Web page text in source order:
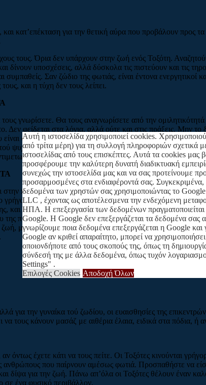
και κατ’επέκταση για την θετική αύρα που προβάλουν
τους. Όρια δεν υπάρχουν στην ζωή ενός Τοξότη.
δίνουν υποσχέσεις, αλλά δύσκολα τις πιστεύουν και τις
Σαν ζώδιο της φωτιάς, είναι έντονα ενεργητικοί
και η τύχη δεν τους λείπει.
γνωρίσετε. Θα τους αναγνωρίσετε από την
φείδεται στα λόγια, αλλά ούτε και στις πράξεις. Μην το
στην φύση του, και το ίδιο ισχύει και στον έρωτα.
ψυχισμού του, θα εισπράξετε με γενναιοδωρία την αγάπη
με συμπόνια και κατανόηση την σύντροφό του.
παρέα για την καλοσυνάτη φύση της και τον εξωστρεφή
γρήγορα. Η ερωτική της ζωή είναι κυριολεκτικά μία
και σίγουρα θα αντιμετωπίσει τον σύντροφό της με
της προσφέρονται. Στο σπίτι της δεν φημίζεται σαν η
μην της χτυπήσετε την πόρτα. Αν όμως αναζητάτε μία
για την γυναίκα τού ζωδίου, οι ευαισθησίες της
τους κάνουν μασάζ με αιθέρια έλαια, ειδικά στα πόδια, ή
όντως έχετε κάτι να τους πείτε. Οι Τοξότες κινούνται
ανθρώπους που παίρνουν αμέσως φωτιά. Προσπαθήστε να
δίψα για την ζωή. Πάνω απ’όλα οι Τοξότες θέλουν έναν
σε ένα φυσικό περιβάλλον.
Αυτή η ιστοσελίδα χρησιμοποιεί cookies.
από τρίτα μέρη) για τη συλλογή πληροφοριών σχετικά
ιστοσελίδας από τους επισκέπτες. Αυτά τα cookies μας
προσφέρουμε την καλύτερη δυνατή διαδικτυακή
συνεχώς την ιστοσελίδα μας και να σας προτείνουμε
προσαρμοσμένες στα ενδιαφέροντά σας.
δεδομένα των χρηστών σας χρησιμοποιώντας το
LLC , έχοντας ως αποτέλεσμενα την ενδεχόμενη
ΗΠΑ. Η επεξεργασία των δεδομένων πραγματοποιείται
Google. Η Google δεν επεξεργάζεται τα δεδομένα σας
γνωρίζουμε ποια δεδομένα επεξεργάζεται η Google
Google αν κριθεί απαραίτητο, μπορεί να
οποιονδήποτε από τους σκοπούς της, όπως τη
σύνδεσή της με άλλα δεδομένα, όπως τυχόν
Settings" .
Επιλογές Cookies Αποδοχή Όλων